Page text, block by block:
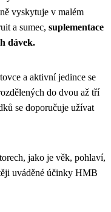
vyskytuje v malém
a sumec, suplementace
dávek.
a aktivní jedince se
do dvou až tří
se doporučuje užívat
jako je věk, pohlaví,
uváděné účinky HMB